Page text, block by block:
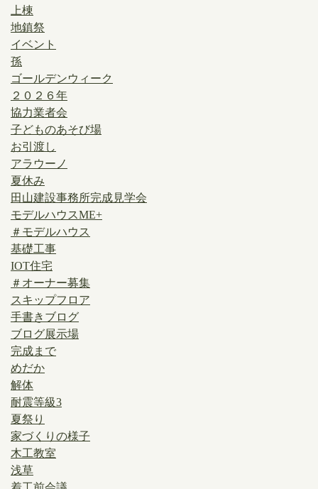
上棟
地鎮祭
イベント
孫
ゴールデンウィーク
２０２６年
協力業者会
子どものあそび場
お引渡し
アラウーノ
夏休み
田山建設事務所完成見学会
モデルハウスME+
＃モデルハウス
基礎工事
IOT住宅
＃オーナー募集
スキップフロア
手書きブログ
ブログ展示場
完成まで
めだか
解体
耐震等級3
夏祭り
家づくりの様子
木工教室
浅草